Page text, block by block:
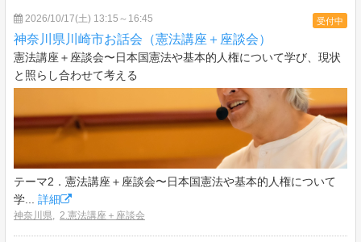
受付中
2026/10/17(土) 13:15～16:45
神奈川県川崎市お話会（憲法講座＋座談会）
憲法講座＋座談会〜日本国憲法や基本的人権について学び、現状
と照らし合わせて考える
テーマ2．憲法講座＋座談会〜日本国憲法や基本的人権について
学... 詳細
神奈川県, 2.憲法講座＋座談会